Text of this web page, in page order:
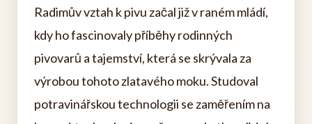
Radimův vztah k pivu začal již v raném mládí,
kdy ho fascinovaly příběhy rodinných
pivovarů a tajemství, která se skrývala za
výrobou tohoto zlatavého moku. Studoval
potravinářskou technologii se zaměřením na